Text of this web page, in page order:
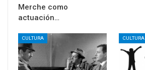
Merche como
actuación…
CULTURA CULTURA